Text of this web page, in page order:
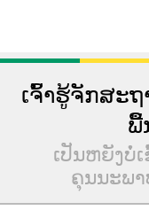
ເຈົ້າຮູ້ຈັກສະ
ພື້
ເປັນຫຍັງບໍ່
ຄຸນນະພາ